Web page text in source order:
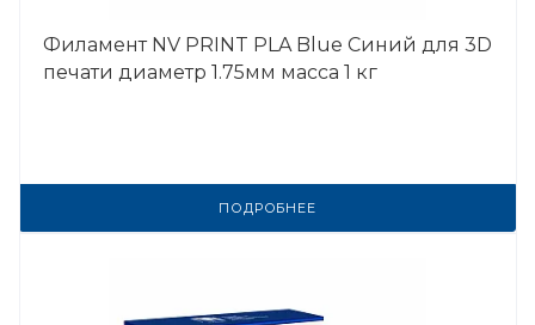
Филамент NV PRINT PLA Blue Синий для 3D
печати диаметр 1.75мм масса 1 кг
ПОДРОБНЕЕ